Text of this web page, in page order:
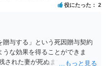
役にたった 2
与する」という死因贈与契約
な効果を得ることができま
された妻が死ぬまで家に住み続